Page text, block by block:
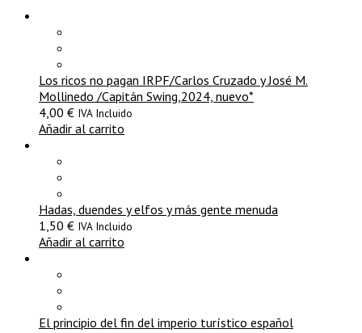
Los ricos no pagan IRPF/Carlos Cruzado y José M.
Mollinedo /Capitán Swing,2024, nuevo*
4,00 € IVA Incluido
Añadir al carrito
Hadas, duendes y elfos y más gente menuda
1,50 € IVA Incluido
Añadir al carrito
El principio del fin del imperio turístico español